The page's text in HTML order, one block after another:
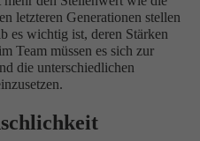
letzteren Generationen stellen
es wichtig ist, deren Stärken
Team müssen es sich zur
die unterschiedlichen